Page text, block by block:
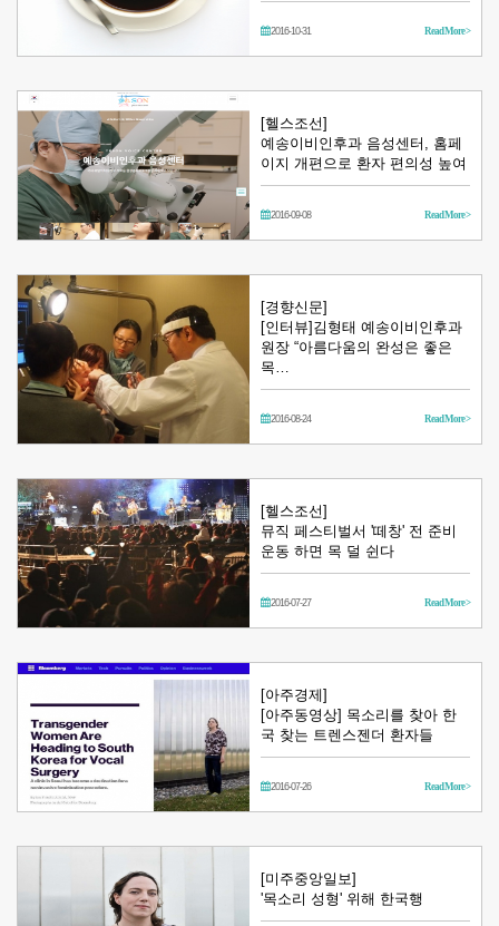
2016-10-31 Read More >
[헬스조선]
예송이비인후과 음성센터, 홈페
이지 개편으로 환자 편의성 높여
2016-09-08 Read More >
[경향신문]
[인터뷰]김형태 예송이비인후과
원장 “아름다움의 완성은 좋은
목…
2016-08-24 Read More >
[헬스조선]
뮤직 페스티벌서 '떼창' 전 준비
운동 하면 목 덜 쉰다
2016-07-27 Read More >
[아주경제]
[아주동영상] 목소리를 찾아 한
국 찾는 트렌스젠더 환자들
2016-07-26 Read More >
[미주중앙일보]
'목소리 성형' 위해 한국행